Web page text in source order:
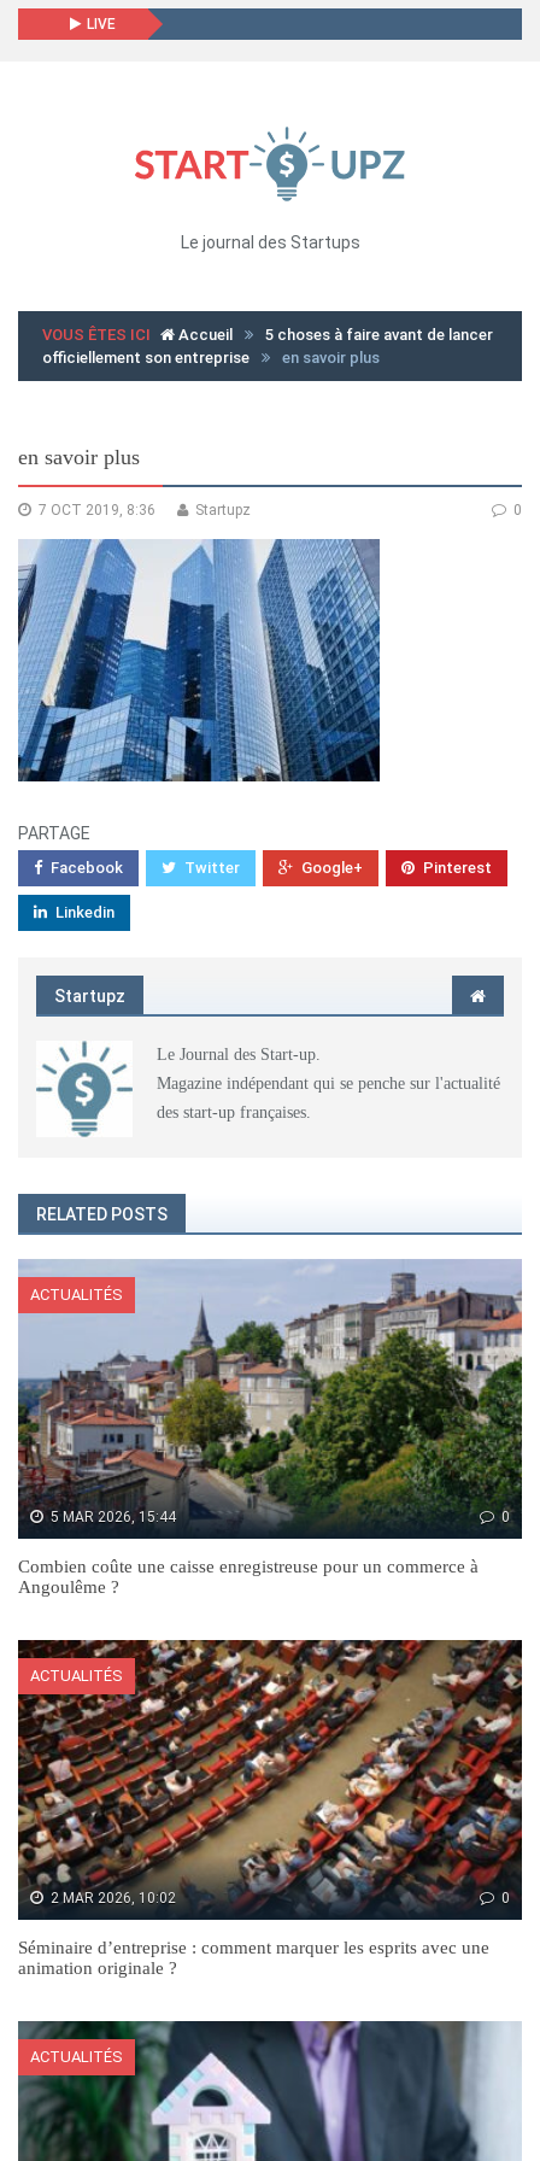
LIVE
Le journal des Startups
VOUS ÊTES ICI Accueil
5 choses à faire avant de lancer
officiellement son entreprise
en savoir plus
en savoir plus
7 OCT 2019, 8:36 0
Startupz
PARTAGE
Facebook Twitter Google+ Pinterest
Linkedin
Startupz
Le Journal des Start-up.
Magazine indépendant qui se penche sur l'actualité
des start-up françaises.
RELATED POSTS
ACTUALITÉS
5 MAR 2026, 15:44 0
Combien coûte une caisse enregistreuse pour un commerce à
Angoulême ?
ACTUALITÉS
2 MAR 2026, 10:02 0
Séminaire d’entreprise : comment marquer les esprits avec une
animation originale ?
ACTUALITÉS